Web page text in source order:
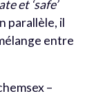
et ‘safe’
parallèle, il
entre
–